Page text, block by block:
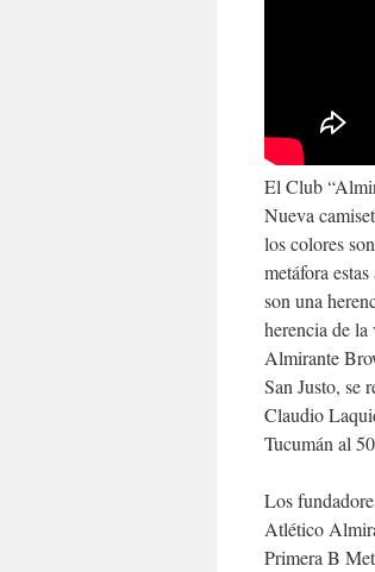
El Club
Nueva
los colores
metáfora
son una
herencia de
Almirante
San Justo,
Claudio
Tucumán al
Los
Atlético
Primera B